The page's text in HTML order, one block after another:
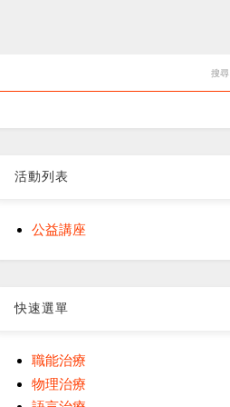
搜尋
活動列表
公益講座
快速選單
職能治療
物理治療